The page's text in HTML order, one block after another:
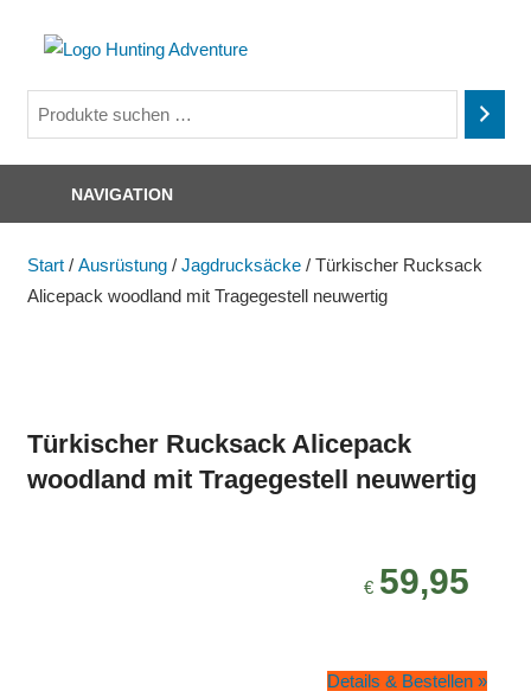
Jagd
und
NAVIGATION
Start/ Ausrüstung/ Jagdrucksäcke/ Türkischer Rucksack
Alicepack woodland mit Tragegestell neuwertig
Türkischer Rucksack Alicepack
woodland mit Tragegestell neuwertig
€ 59,95
Details & Bestellen »